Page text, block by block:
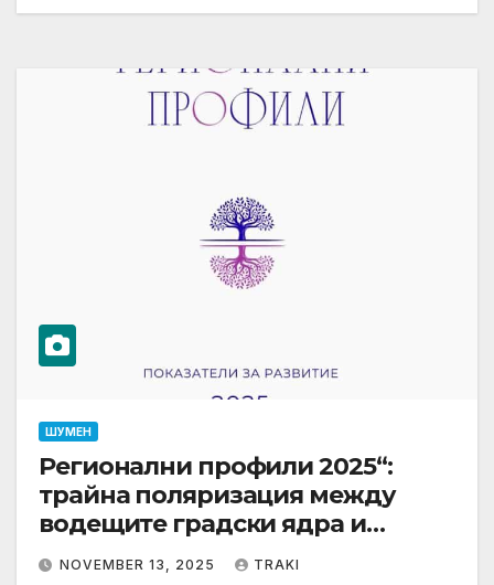
ШУМЕН
Регионални профили 2025“:
трайна поляризация между
водещите градски ядра и
периферните области
NOVEMBER 13, 2025 TRAKI